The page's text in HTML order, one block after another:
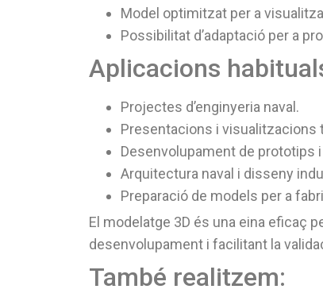
Model optimitzat per a
Possibilitat d’adaptació per a
Aplicacions
Projectes d’enginyeria naval.
Presentacions i visualitzacions
Desenvolupament de prototips
Arquitectura naval i disseny
Preparació de models per a
El modelatge 3D és una eina eficaç
desenvolupament i facilitant la
També realitzem: